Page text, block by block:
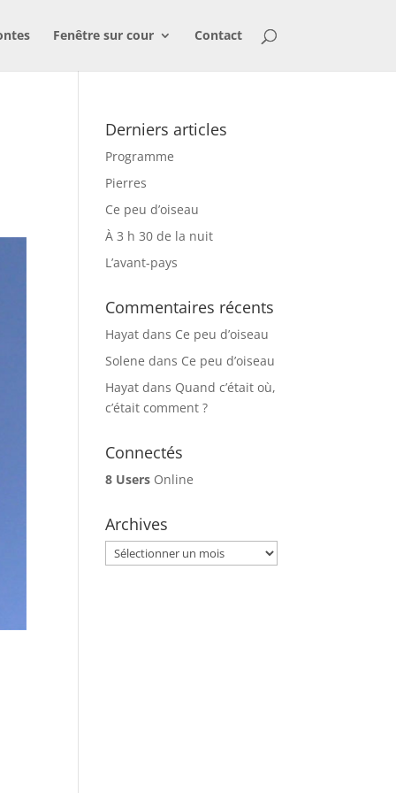
Fenêtre sur cour Contact
Derniers articles
Programme
Pierres
Ce peu d’oiseau
À 3 h 30 de la nuit
L’avant-pays
Commentaires récents
Hayat dans Ce peu d’oiseau
Solene dans Ce peu d’oiseau
Hayat dans Quand c’était où,
c’était comment ?
Connectés
8 Users Online
Archives
Archives